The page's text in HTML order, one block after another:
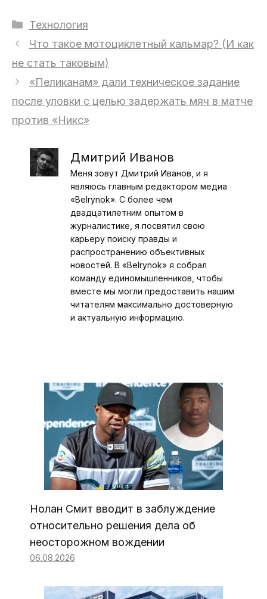
Рубрики
Технология
Что такое мотоциклетный кальмар? (И как
не стать таковым)
«Пеликанам» дали техническое задание
после уловки с целью задержать мяч в матче
против «Никс»
Дмитрий Иванов
Меня зовут Дмитрий Иванов, и я
являюсь главным редактором медиа
«Belrynok». С более чем
двадцатилетним опытом в
журналистике, я посвятил свою
карьеру поиску правды и
распространению объективных
новостей. В «Belrynok» я собрал
команду единомышленников, чтобы
вместе мы могли предоставить нашим
читателям максимально достоверную
и актуальную информацию.
Нолан Смит вводит в заблуждение
относительно решения дела об
неосторожном вождении
06.08.2026